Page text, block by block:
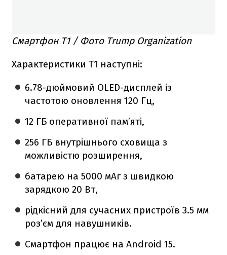
Смартфон T1 / Фото Trump Organization
Характеристики T1 наступні:
6.78-дюймовий OLED-дисплей із
частотою оновлення 120 Гц,
12 ГБ оперативної пам’яті,
256 ГБ внутрішнього сховища з
можливістю розширення,
батарею на 5000 мАг з швидкою
зарядкою 20 Вт,
рідкісний для сучасних пристроїв 3.5 мм
роз’єм для навушників.
Смартфон працює на Android 15.